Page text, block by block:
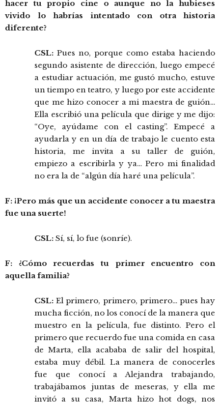
hacer tu propio cine o aunque no la hubieses
vivido lo habrías intentado con otra historia
diferente?
CSL: Pues no, porque como estaba haciendo
segundo asistente de dirección, luego empecé
a estudiar actuación, me gustó mucho, estuve
un tiempo en teatro, y luego por este accidente
que me hizo conocer a mi maestra de guión…
Ella escribió una película que dirige y me dijo:
“Oye, ayúdame con el casting”. Empecé a
ayudarla y en un día de trabajo le cuento esta
historia, me invita a su taller de guión,
empiezo a escribirla y ya… Pero mi finalidad
no era la de “algún día haré una película”.
F: ¡Pero más que un accidente conocer a tu maestra
fue una suerte!
CSL: Sí, sí, lo fue (sonríe).
F: ¿Cómo recuerdas tu primer encuentro con
aquella familia?
CSL: El primero, primero, primero… pues hay
mucha ficción, no los conocí de la manera que
muestro en la película, fue distinto. Pero el
primero que recuerdo fue una comida en casa
de Marta, ella acababa de salir del hospital,
estaba muy débil. La manera de conocerles
fue que conocí a Alejandra trabajando,
trabajábamos juntas de meseras, y ella me
invitó a su casa, Marta hizo hot dogs, nos